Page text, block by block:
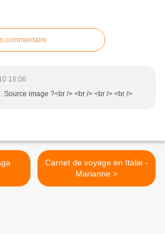
commentaire
18:06
Source image ?<br /> <br /> <br /> <br />
Carnet de voyage en Italie -
Marianne >